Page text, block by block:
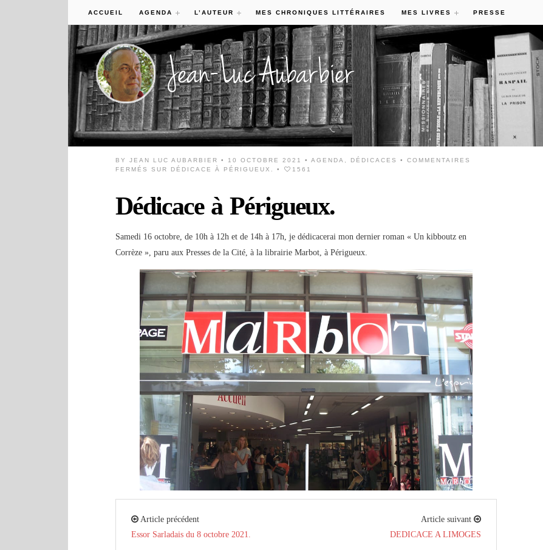
ACCUEIL AGENDA L’AUTEUR MES CHRONIQUES LITTÉRAIRES MES LIVRES PRESSE
BYJEAN LUC AUBARBIER • 10 OCTOBRE 2021 •AGENDA DÉDICACES •COMMENTAIRES
FERMÉS
SUR DÉDICACE À PÉRIGUEUX. • 1561
Dédicace à Périgueux.
Samedi 16 octobre, de 10h à 12h et de 14h à 17h, je dédicacerai mon dernier roman « Un kibboutz en
Corrèze », paru aux Presses de la Cité, à la librairie Marbot, à Périgueux.
Article précédent
Essor Sarladais du 8 octobre 2021.
Article suivant
DEDICACE A LIMOGES